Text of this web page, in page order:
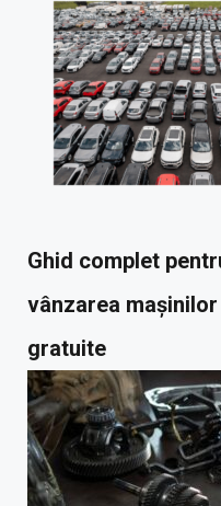
Ghid complet
vânzarea
gratuite